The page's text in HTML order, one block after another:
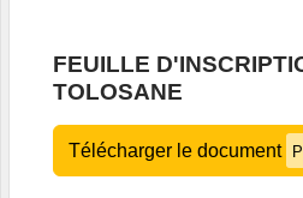
FEUILLE
TOLOSANE
Télécharger le document